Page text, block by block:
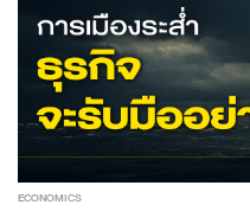
ECONOMICS